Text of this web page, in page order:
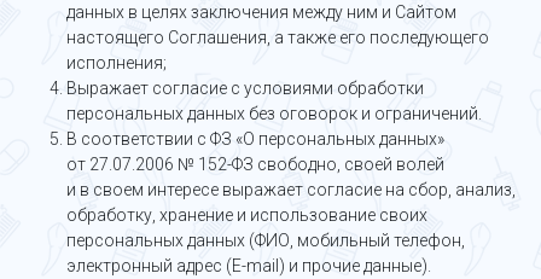
данных в целях заключения между ним и Сайтом
настоящего Соглашения, а также его последующего
исполнения;
Выражает согласие с условиями обработки
персональных данных без оговорок и ограничений.
В соответствии с ФЗ «О персональных данных»
от 27.07.2006 № 152-ФЗ свободно, своей волей
и в своем интересе выражает согласие на сбор, анализ,
обработку, хранение и использование своих
персональных данных (ФИО, мобильный телефон,
электронный адрес (E-mail) и прочие данные).